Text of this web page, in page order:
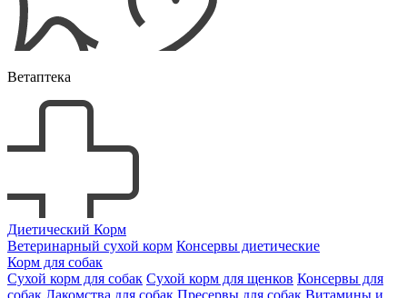
Ветаптека
Диетический Корм
Ветеринарный сухой корм Консервы диетические
Корм для собак
Сухой корм для собак Сухой корм для щенков Консервы для
собак Лакомства для собак Пресервы для собак Витамины и